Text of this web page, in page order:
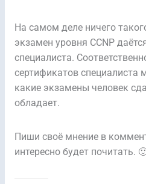
На самом деле ничего
экзамен уровня CCNP
специалиста.
сертификатов специалиста
какие экзамены человек
обладает.
Пиши своё мнение в
интересно будет почитать.